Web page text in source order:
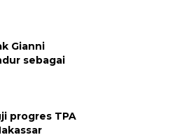
Gianni
sebagai
progres TPA